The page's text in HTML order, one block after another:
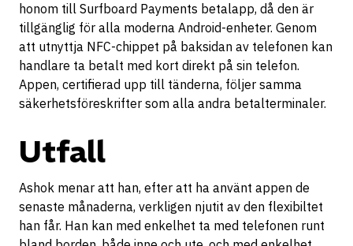
honom till Surfboard Payments betalapp, då den är
tillgänglig för alla moderna Android-enheter. Genom
att utnyttja NFC-chippet på baksidan av telefonen kan
handlare ta betalt med kort direkt på sin telefon.
Appen, certifierad upp till tänderna, följer samma
säkerhetsföreskrifter som alla andra betalterminaler.
Utfall
Ashok menar att han, efter att ha använt appen de
senaste månaderna, verkligen njutit av den flexibiltet
han får. Han kan med enkelhet ta med telefonen runt